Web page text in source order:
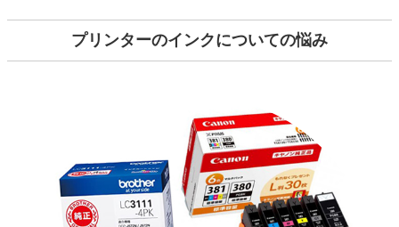
プリンターのインクについての悩み